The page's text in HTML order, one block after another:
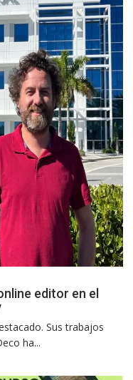
editor en el
Sus trabajos
ha...